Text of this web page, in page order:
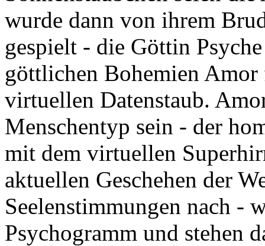
wurde dann von ihrem
gespielt - die Göttin
göttlichen Bohemien
virtuellen Datenstaub.
Menschentyp sein - der
mit dem virtuellen
aktuellen Geschehen der
Seelenstimmungen nach -
Psychogramm und stehen